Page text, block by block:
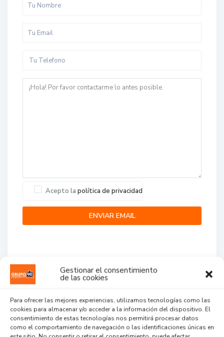
Gestionar el consentimiento
de las cookies
Para ofrecer las mejores experiencias, utilizamos tecnologías como las
cookies para almacenar y/o acceder a la información del dispositivo. El
consentimiento de estas tecnologías nos permitirá procesar datos
como el comportamiento de navegación o las identificaciones únicas en
Acepto la política de privacidad
...